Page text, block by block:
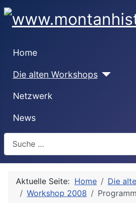
Home
Die alten Workshops
Netzwerk
News
Suchen
Aktuelle Seite: Home
Die
Workshop 2008
Programm